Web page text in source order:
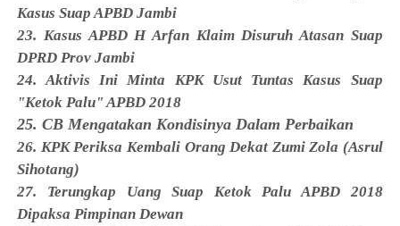
Kasus Suap APBD‎ Jambi
23. Kasus APBD H Arfan Klaim Disuruh Atasan Suap
DPRD Prov Jambi
24. Aktivis Ini Minta KPK Usut Tuntas Kasus Suap
"Ketok Palu" APBD 2018
25. CB Mengatakan Kondisinya Dalam Perbaikan
26. KPK Periksa Kembali Orang Dekat Zumi Zola (Asrul
Sihotang)
27. Terungkap Uang Suap Ketok Palu APBD 2018
Dipaksa Pimpinan Dewan